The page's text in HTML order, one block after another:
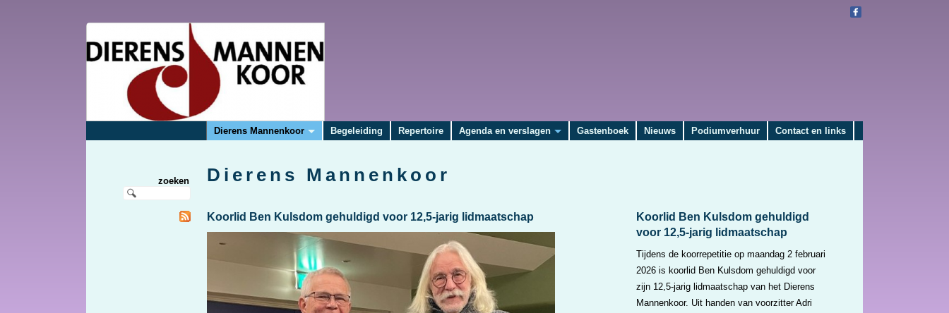
Dierens Mannenkoor Begeleiding Repertoire Agenda en verslagen Gastenboek Nieuws Podiumverhuur Contact en links
zoeken Dierens Mannenkoor
Koorlid Ben Kulsdom gehuldigd voor 12,5-jarig lidmaatschap
Koorlid Ben Kulsdom gehuldigd
voor 12,5-jarig lidmaatschap
Tijdens de koorrepetitie op maandag 2 februari
2026 is koorlid Ben Kulsdom gehuldigd voor
zijn 12,5-jarig lidmaatschap van het Dierens
Mannenkoor. Uit handen van voorzitter Adri